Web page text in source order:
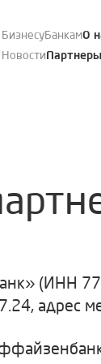
БизнесуБанкамО
Новости
(ИНН
адрес